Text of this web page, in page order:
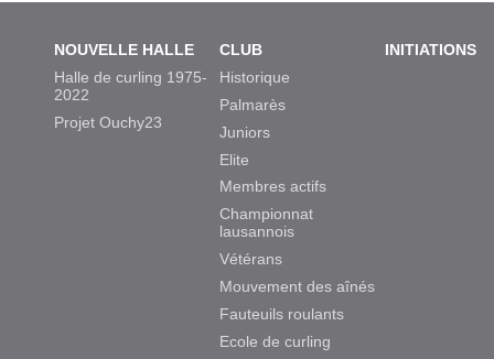
NOUVELLE HALLE
Halle de curling 1975-
2022
Projet Ouchy23
CLUB
Historique
Palmarès
Juniors
Elite
Membres actifs
Championnat
lausannois
Vétérans
Mouvement des aînés
Fauteuils roulants
Ecole de curling
INITIATIONS